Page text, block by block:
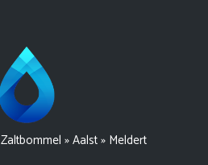
Zaltbommel »Aalst» Meldert